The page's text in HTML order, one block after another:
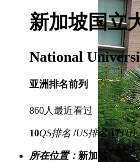
新加坡国立
National
亚洲排名前列
860人最近看过
10QS排名 /US排名 17
所在位置： 新加坡